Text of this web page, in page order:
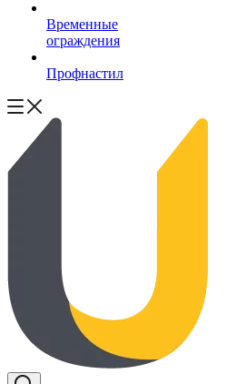
Временные
ограждения
Профнастил